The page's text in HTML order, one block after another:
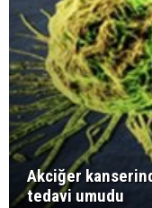
Akciğer
tedavi umudu